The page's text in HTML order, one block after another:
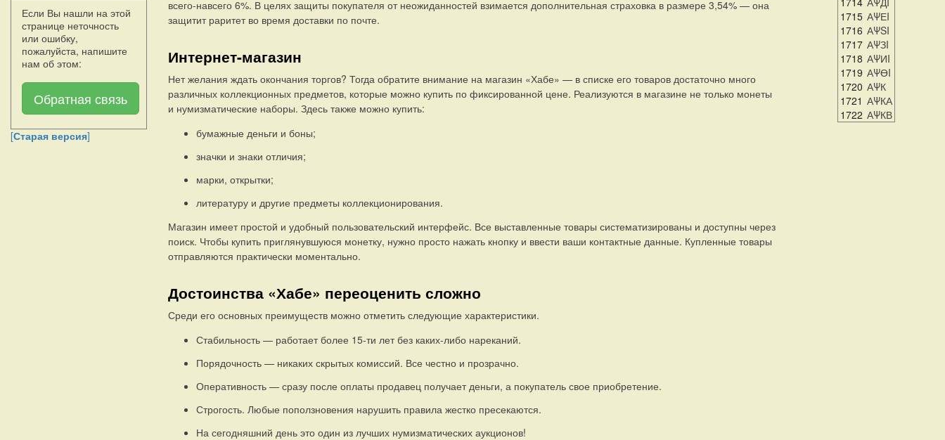
Если Вы нашли на этой
странице неточность
или ошибку,
пожалуйста, напишите
нам об этом:
Обратная связь
[Старая версия]
всего-навсего 6%. В целях защиты покупателя от неожиданностей взимается дополнительная страховка в размере 3,54% — она
защитит раритет во время доставки по почте.
Интернет-магазин
Нет желания ждать окончания торгов? Тогда обратите внимание на магазин «Хабе» — в списке его товаров достаточно много
различных коллекционных предметов, которые можно купить по фиксированной цене. Реализуются в магазине не только монеты
и нумизматические наборы. Здесь также можно купить:
бумажные деньги и боны;
значки и знаки отличия;
марки, открытки;
литературу и другие предметы коллекционирования.
Магазин имеет простой и удобный пользовательский интерфейс. Все выставленные товары систематизированы и доступны через
поиск. Чтобы купить приглянувшуюся монетку, нужно просто нажать кнопку и ввести ваши контактные данные. Купленные товары
отправляются практически моментально.
Достоинства «Хабе» переоценить сложно
Среди его основных преимуществ можно отметить следующие характеристики.
Стабильность — работает более 15-ти лет без каких-либо нареканий.
Порядочность — никаких скрытых комиссий. Все честно и прозрачно.
Оперативность — сразу после оплаты продавец получает деньги, а покупатель свое приобретение.
Строгость. Любые поползновения нарушить правила жестко пресекаются.
На сегодняшний день это один из лучших нумизматических аукционов!
1715 АΨЕI
1716 АΨSI
1717 АΨЗI
1718 АΨИI
1719 АΨӨI
1720 АΨК
1721 АΨКА
1722 АΨКВ